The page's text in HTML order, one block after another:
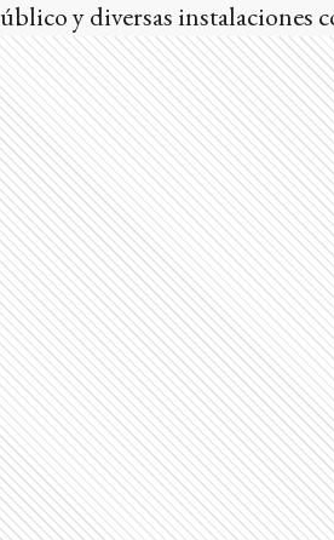
y diversas instalaciones